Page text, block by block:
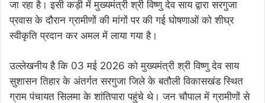
जा रहा है। इसी कड़ी में मुख्यमंत्री श्री विष्णु देव साय द्वारा सरगुजा
प्रवास के दौरान ग्रामीणों की मांगों पर की गई घोषणाओं को शीघ्र
स्वीकृति प्रदान कर अमल में लाया गया है।
उल्लेखनीय है कि 03 मई 2026 को मुख्यमंत्री श्री विष्णु देव साय
सुशासन तिहार के अंतर्गत सरगुजा जिले के बतौली विकासखंड स्थित
ग्राम पंचायत सिलमा के शांतिपारा पहुंचे थे। जन चौपाल में ग्रामीणों से